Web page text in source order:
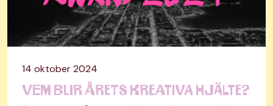
14 oktober 2024
Vem blir årets kreativa hjälte?